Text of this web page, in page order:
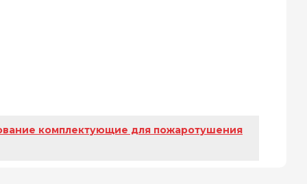
комплектующие для пожаротушения